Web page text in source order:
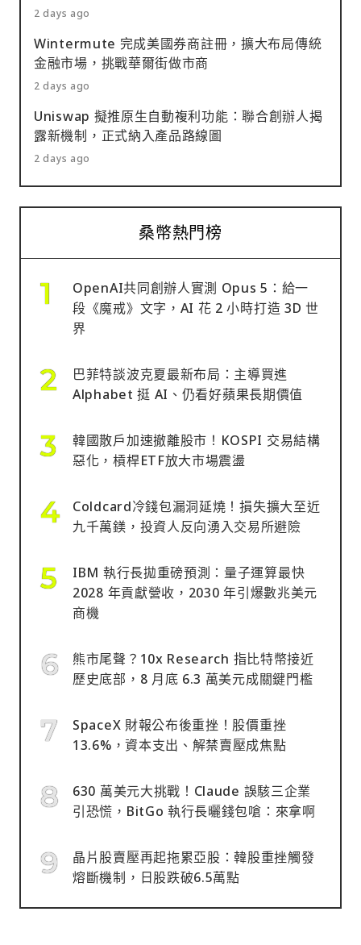
2 days ago
Wintermute 完成美國券商註冊，擴大布局傳統
金融市場，挑戰華爾街做市商
2 days ago
Uniswap 擬推原生自動複利功能：聯合創辦人揭
露新機制，正式納入產品路線圖
2 days ago
桑幣熱門榜
OpenAI共同創辦人實測 Opus 5：給一
段《魔戒》文字，AI 花 2 小時打造 3D 世
界
巴菲特談波克夏最新布局：主導買進
Alphabet 挺 AI、仍看好蘋果長期價值
韓國散戶加速撤離股市！KOSPI 交易結構
惡化，槓桿ETF放大市場震盪
Coldcard冷錢包漏洞延燒！損失擴大至近
九千萬鎂，投資人反向湧入交易所避險
IBM 執行長拋重磅預測：量子運算最快
2028 年貢獻營收，2030 年引爆數兆美元
商機
熊市尾聲？10x Research 指比特幣接近
歷史底部，8 月底 6.3 萬美元成關鍵門檻
SpaceX 財報公布後重挫！股價重挫
13.6%，資本支出、解禁賣壓成焦點
630 萬美元大挑戰！Claude 誤駭三企業
引恐慌，BitGo 執行長曬錢包嗆：來拿啊
晶片股賣壓再起拖累亞股：韓股重挫觸發
熔斷機制，日股跌破6.5萬點